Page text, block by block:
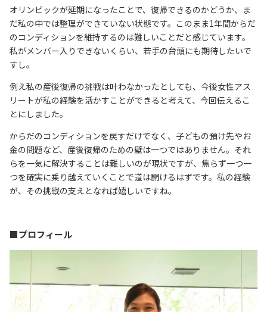
オリンピックが延期になったことで、復帰できるのかどうか、ま
だ私の中では整理ができていない状態です。このまま1年間からだ
のコンディションを維持するのは難しいことだと感じています。
私がメンバー入りできないくらい、若手の台頭にも期待したいで
すし。
例え私の産後復帰の挑戦は叶わなかったとしても、今後女性アス
リートが私の経験を活かすことができると考えて、今回伝えるこ
とにしました。
からだのコンディションを戻すだけでなく、子どもの預け先やお
金の問題など、産後復帰のための壁は一つではありません。それ
らを一気に解決することは難しいのが現状ですが、焦らず一つ一
つを確実に乗り越えていくことで道は開けるはずです。私の経験
が、その挑戦の支えとなれば嬉しいですね。
■プロフィール